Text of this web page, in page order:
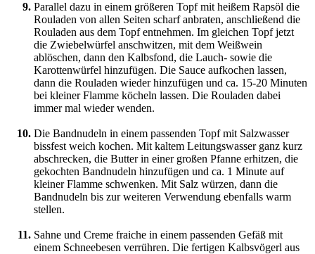
Parallel dazu in einem größeren Topf mit heißem Rapsöl die
Rouladen von allen Seiten scharf anbraten, anschließend die
Rouladen aus dem Topf entnehmen. Im gleichen Topf jetzt
die Zwiebelwürfel anschwitzen, mit dem Weißwein
ablöschen, dann den Kalbsfond, die Lauch- sowie die
Karottenwürfel hinzufügen. Die Sauce aufkochen lassen,
dann die Rouladen wieder hinzufügen und ca. 15-20 Minuten
bei kleiner Flamme köcheln lassen. Die Rouladen dabei
immer mal wieder wenden.
Die Bandnudeln in einem passenden Topf mit Salzwasser
bissfest weich kochen. Mit kaltem Leitungswasser ganz kurz
abschrecken, die Butter in einer großen Pfanne erhitzen, die
gekochten Bandnudeln hinzufügen und ca. 1 Minute auf
kleiner Flamme schwenken. Mit Salz würzen, dann die
Bandnudeln bis zur weiteren Verwendung ebenfalls warm
stellen.
Sahne und Creme fraiche in einem passenden Gefäß mit
einem Schneebesen verrühren. Die fertigen Kalbsvögerl aus